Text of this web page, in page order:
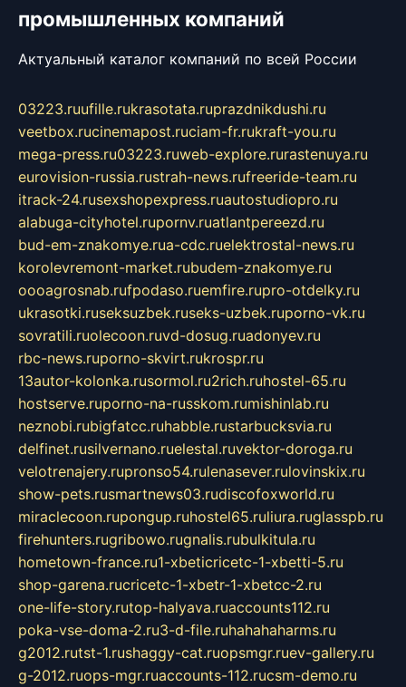
промышленных компаний
Актуальный каталог компаний по всей России
03223.ruufille.rukrasotata.ruprazdnikdushi.ru
veetbox.rucinemapost.ruciam-fr.rukraft-you.ru
mega-press.ru03223.ruweb-explore.rurastenuya.ru
eurovision-russia.rustrah-news.rufreeride-team.ru
itrack-24.rusexshopexpress.ruautostudiopro.ru
alabuga-cityhotel.rupornv.ruatlantpereezd.ru
bud-em-znakomye.rua-cdc.ruelektrostal-news.ru
korolevremont-market.rubudem-znakomye.ru
oooagrosnab.rufpodaso.ruemfire.rupro-otdelky.ru
ukrasotki.ruseksuzbek.ruseks-uzbek.ruporno-vk.ru
sovratili.ruolecoon.ruvd-dosug.ruadonyev.ru
rbc-news.ruporno-skvirt.rukrospr.ru
13autor-kolonka.rusormol.ru2rich.ruhostel-65.ru
hostserve.ruporno-na-russkom.rumishinlab.ru
neznobi.rubigfatcc.ruhabble.rustarbucksvia.ru
delfinet.rusilvernano.ruelestal.ruvektor-doroga.ru
velotrenajery.rupronso54.rulenasever.rulovinskix.ru
show-pets.rusmartnews03.rudiscofoxworld.ru
miraclecoon.rupongup.ruhostel65.ruliura.ruglasspb.ru
firehunters.rugribowo.rugnalis.rubulkitula.ru
hometown-france.ru1-xbeticricetc-1-xbetti-5.ru
shop-garena.rucricetc-1-xbetr-1-xbetcc-2.ru
one-life-story.rutop-halyava.ruaccounts112.ru
poka-vse-doma-2.ru3-d-file.ruhahahaharms.ru
g2012.rutst-1.rushaggy-cat.ruopsmgr.ruev-gallery.ru
g-2012.ruops-mgr.ruaccounts-112.rucsm-demo.ru